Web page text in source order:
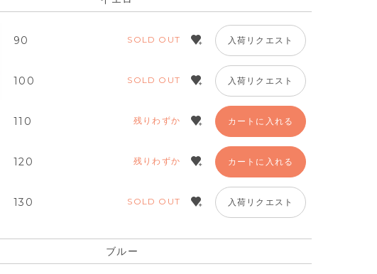
ブルー
90 SOLD OUT 入荷リクエスト
100 SOLD OUT 入荷リクエスト
110 残りわずか カートに入れる
120 残りわずか カートに入れる
130 SOLD OUT 入荷リクエスト
ブルー